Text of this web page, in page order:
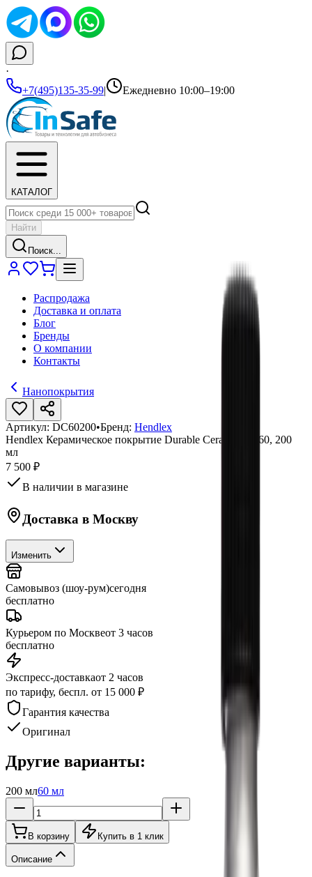
·
+7(495)135-35-99| Ежедневно 10:00–19:00
КАТАЛОГ
Найти
Поиск...
Распродажа
Доставка и оплата
Блог
Бренды
О компании
Контакты
Нанопокрытия
Артикул: DC60200•Бренд: Hendlex
Hendlex Керамическое покрытие Durable Ceramic DC60, 200
мл
7 500 ₽
В наличии в магазине
Доставка в Москву
Изменить
Самовывоз (шоу-рум)сегодня
бесплатно
Курьером по Москвеот 3 часов
бесплатно
Экспресс-доставкаот 2 часов
по тарифу, беспл. от 15 000 ₽
Гарантия качества
Оригинал
Другие варианты:
200 мл60 мл
В корзину Купить в 1 клик
Описание